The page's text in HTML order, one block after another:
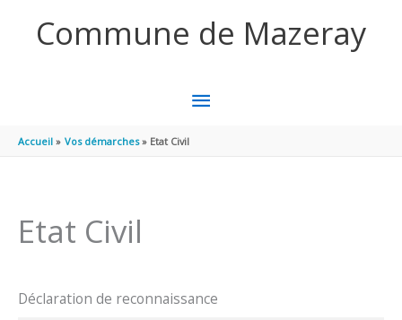
Commune de Mazeray
MENU
PRINCIPAL
Accueil Vos démarches Etat Civil
Etat Civil
Déclaration de reconnaissance